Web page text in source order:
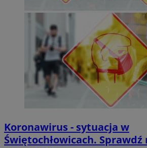
Koronawirus - sytuacja w
Świętochłowicach. Sprawdź